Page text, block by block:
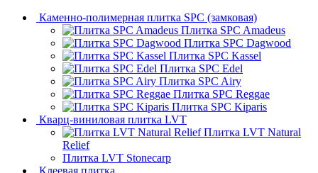
Каменно-полимерная плитка SPC (замковая)
Плитка SPC Amadeus
Плитка SPC Dagwood
Плитка SPC Kassel
Плитка SPC Edel
Плитка SPC Airy
Плитка SPC Reggae
Плитка SPC Kiparis
Кварц-виниловая плитка LVT
Плитка LVT Natural
Relief
Плитка LVT Stonecarp
Клеевая плитка